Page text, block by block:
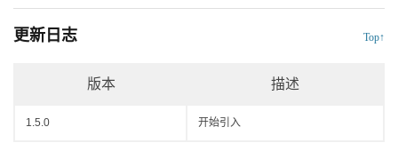
更新日志 Top↑
版本 描述
1.5.0 开始引入